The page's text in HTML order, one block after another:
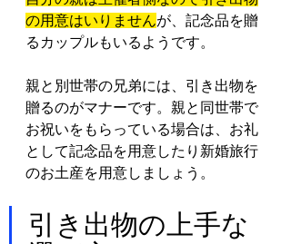
の用意はいりませんが、記念品を贈
るカップルもいるようです。
親と別世帯の兄弟には、引き出物を
贈るのがマナーです。親と同世帯で
お祝いをもらっている場合は、お礼
として記念品を用意したり新婚旅行
のお土産を用意しましょう。
引き出物の上手な